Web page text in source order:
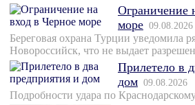
Ограничение
море 09.08.2026
Береговая охрана Турции уведомила
Новороссийск, что не выдает
Прилетело в
дом 09.08.2026
Подробности удара по